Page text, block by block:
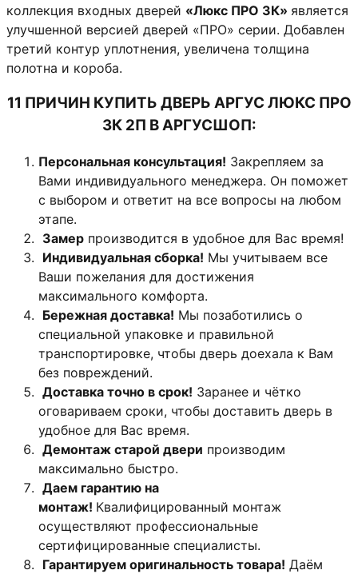
коллекция входных дверей «Люкс ПРО 3К» является
улучшенной версией дверей «ПРО» серии. Добавлен
третий контур уплотнения, увеличена толщина
полотна и короба.
11 ПРИЧИН КУПИТЬ ДВЕРЬ АРГУС ЛЮКС ПРО
3К 2П В АРГУСШОП:
Персональная консультация! Закрепляем за
Вами индивидуального менеджера. Он поможет
с выбором и ответит на все вопросы на любом
этапе.
Замер производится в удобное для Вас время!
Индивидуальная сборка! Мы учитываем все
Ваши пожелания для достижения
максимального комфорта.
Бережная доставка! Мы позаботились о
специальной упаковке и правильной
транспортировке, чтобы дверь доехала к Вам
без повреждений.
Доставка точно в срок! Заранее и чётко
оговариваем сроки, чтобы доставить дверь в
удобное для Вас время.
Демонтаж старой двери производим
максимально быстро.
Даем гарантию на
монтаж! Квалифицированный монтаж
осуществляют профессиональные
сертифицированные специалисты.
Гарантируем оригинальность товара! Даём